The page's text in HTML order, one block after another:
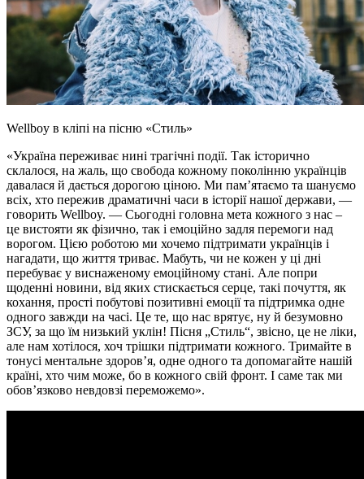
Wellboy в кліпі на пісню «Стиль»
«Україна переживає нині трагічні події. Так історично
склалося, на жаль, що свобода кожному поколінню українців
давалася й дається дорогою ціною. Ми пам’ятаємо та шануємо
всіх, хто пережив драматичні часи в історії нашої держави, —
говорить Wellboy. — Сьогодні головна мета кожного з нас –
це вистояти як фізично, так і емоційно задля перемоги над
ворогом. Цією роботою ми хочемо підтримати українців і
нагадати, що життя триває. Мабуть, чи не кожен у ці дні
перебуває у виснаженому емоційному стані. Але попри
щоденні новини, від яких стискається серце, такі почуття, як
кохання, прості побутові позитивні емоції та підтримка одне
одного завжди на часі. Це те, що нас врятує, ну й безумовно
ЗСУ, за що їм низький уклін! Пісня „Стиль“, звісно, це не ліки,
але нам хотілося, хоч трішки підтримати кожного. Тримайте в
тонусі ментальне здоров’я, одне одного та допомагайте нашій
країні, хто чим може, бо в кожного свій фронт. І саме так ми
обов’язково невдовзі переможемо».